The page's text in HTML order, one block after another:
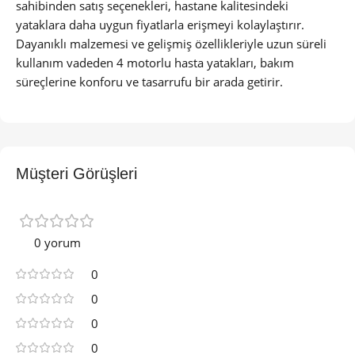
sahibinden satış seçenekleri, hastane kalitesindeki
yataklara daha uygun fiyatlarla erişmeyi kolaylaştırır.
Dayanıklı malzemesi ve gelişmiş özellikleriyle uzun süreli
kullanım vadeden 4 motorlu hasta yatakları, bakım
süreçlerine konforu ve tasarrufu bir arada getirir.
Müşteri Görüşleri
0 yorum
0
0
0
0